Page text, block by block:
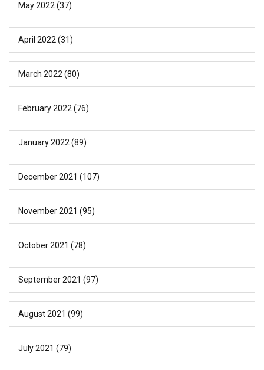
May 2022 (37)
April 2022 (31)
March 2022 (80)
February 2022 (76)
January 2022 (89)
December 2021 (107)
November 2021 (95)
October 2021 (78)
September 2021 (97)
August 2021 (99)
July 2021 (79)